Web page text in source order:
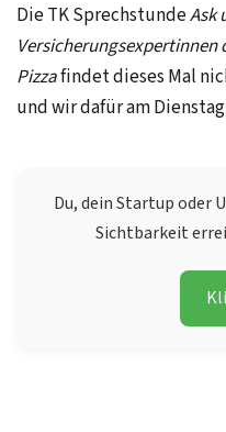
Die TK SprechstundeAsk
Versicherungsexpertinnen
Pizzafindet dieses Mal
und wir dafür am
Du, dein Startup oder
Sichtbarkeit